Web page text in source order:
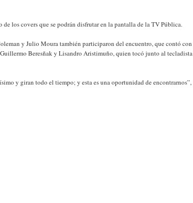
los covers que se podrán disfrutar en la pantalla de la TV Pública.
y Julio Moura también participaron del encuentro, que contó con
Beresñak y Lisandro Aristimuño, quien tocó junto al tecladista
y giran todo el tiempo; y esta es una oportunidad de encontrarnos”,